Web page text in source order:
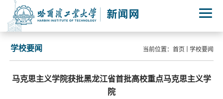
当前位置： 首页 学校要闻
学校要闻
马克思主义学院获批黑龙江省首批高校重点马克思主义学
院